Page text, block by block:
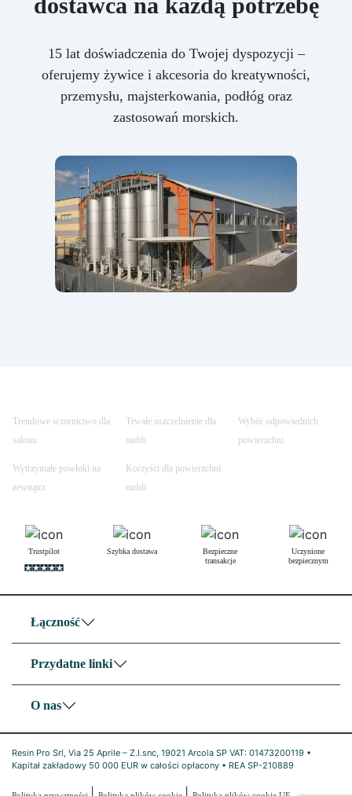
dostawca na każdą potrzebę
15 lat doświadczenia do Twojej dyspozycji –
oferujemy żywice i akcesoria do kreatywności,
przemysłu, majsterkowania, podłóg oraz
zastosowań morskich.
Trendowe wzornictwo dla
salonu
Trwałe uszczelnienie dla
mebli
Wybór odpowiednich
powierzchni
Wytrzymałe powłoki na
zewnątrz
Korzyści dla powierzchni
mebli
Trustpilot Szybka dostawa
Bezpieczne
transakcje
Uczynione
bezpiecznym
Łączność
Przydatne linki
O nas
Resin Pro Srl, Via 25 Aprile – Z.I.snc, 19021 Arcola SP VAT: 01473200119 •
Kapitał zakładowy 50 000 EUR w całości opłacony • REA SP-210889